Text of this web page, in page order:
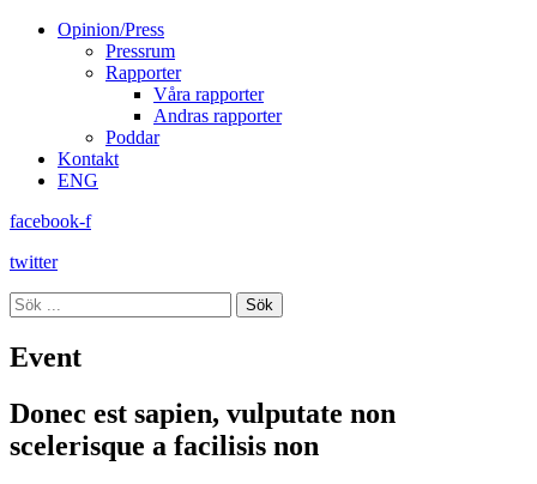
Opinion/Press
Pressrum
Rapporter
Våra rapporter
Andras rapporter
Poddar
Kontakt
ENG
facebook-f
twitter
Sök
Event
Donec est sapien, vulputate non
scelerisque a facilisis non